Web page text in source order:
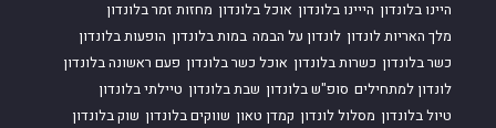
היינו בלונדון הייינו בלונדון אוכל בלונדון מחזות זמר בלונדון
מלך האריות לונדון לונדון על הבמה במות בלונדון הופעות בלונדון
כשר בלונדון כשרות בלונדון אוכל כשר בלונדון פעם ראשונה בלונדון
לונדון למתחילים סופ"ש בלונדון שבת בלונדון טיילתי בלונדון
טיול בלונדון מסלול לונדון קמדן טאון שווקים בלונדון שוק בלונדון